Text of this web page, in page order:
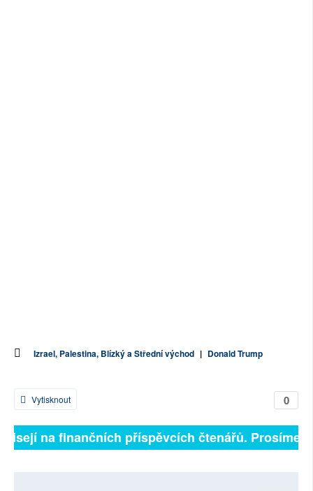
Izrael, Palestina, Blízký a Střední východ | Donald Trump
0
Vytisknout
na finančních příspěvcích čtenářů. Prosíme,